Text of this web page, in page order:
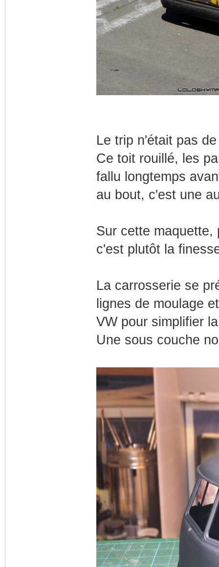
Le trip n'était pas
Ce toit rouillé, les
fallu longtemps
au bout, c'est une
Sur cette maquette,
c'est plutôt la
La carrosserie se
lignes de moulage
VW pour simplifier
Une sous couche